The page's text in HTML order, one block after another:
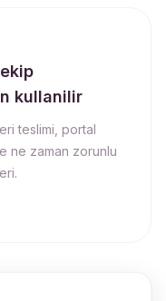
kullanilir
teslimi, portal
ne zaman zorunlu